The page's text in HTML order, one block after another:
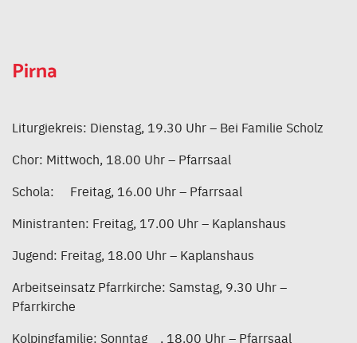
Pirna
Liturgiekreis: Dienstag, 19.30 Uhr – Bei Familie Scholz
Chor: Mittwoch, 18.00 Uhr – Pfarrsaal
Schola: Freitag, 16.00 Uhr – Pfarrsaal
Ministranten: Freitag, 17.00 Uhr – Kaplanshaus
Jugend: Freitag, 18.00 Uhr – Kaplanshaus
Arbeitseinsatz Pfarrkirche: Samstag, 9.30 Uhr –
Pfarrkirche
Kolpingfamilie: Sonntag , 18.00 Uhr – Pfarrsaal